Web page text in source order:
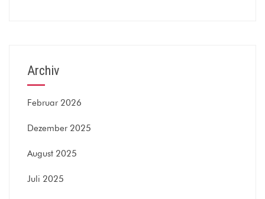
Archiv
Februar 2026
Dezember 2025
August 2025
Juli 2025